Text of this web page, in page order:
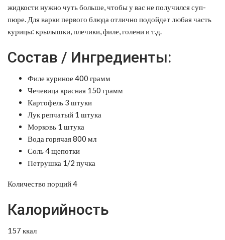
жидкости нужно чуть больше, чтобы у вас не получился суп-
пюре. Для варки первого блюда отлично подойдет любая часть
курицы: крылышки, плечики, филе, голени и т.д.
Состав / Ингредиенты:
Филе куриное 400 грамм
Чечевица красная 150 грамм
Картофель 3 штуки
Лук репчатый 1 штука
Морковь 1 штука
Вода горячая 800 мл
Соль 4 щепотки
Петрушка 1/2 пучка
Количество порций 4
Калорийность
157 ккал